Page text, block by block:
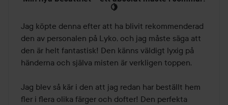
5
5
🍋
Jag köpte denna efter att ha blivit rekommenderad
den av personalen på Lyko, och jag måste säga att
den är helt fantastisk! Den känns väldigt lyxig på
händerna och själva misten är verkligen toppen.
​Jag blev så kär i den att jag redan har beställt hem
fler i flera olika färger och dofter! Den perfekta